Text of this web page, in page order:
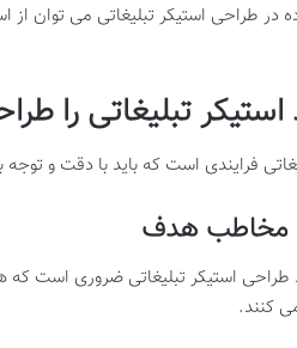
در طراحی استیکر تبلیغاتی می توان
استیکر تبلیغاتی را
فرایندی است که باید با دقت و
مخاطب هدف
طراحی استیکر تبلیغاتی ضروری
کنند.